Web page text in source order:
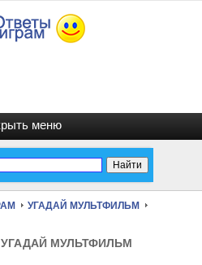
УГАДАЙ МУЛЬТФИЛЬМ
МУЛЬТФИЛЬМ